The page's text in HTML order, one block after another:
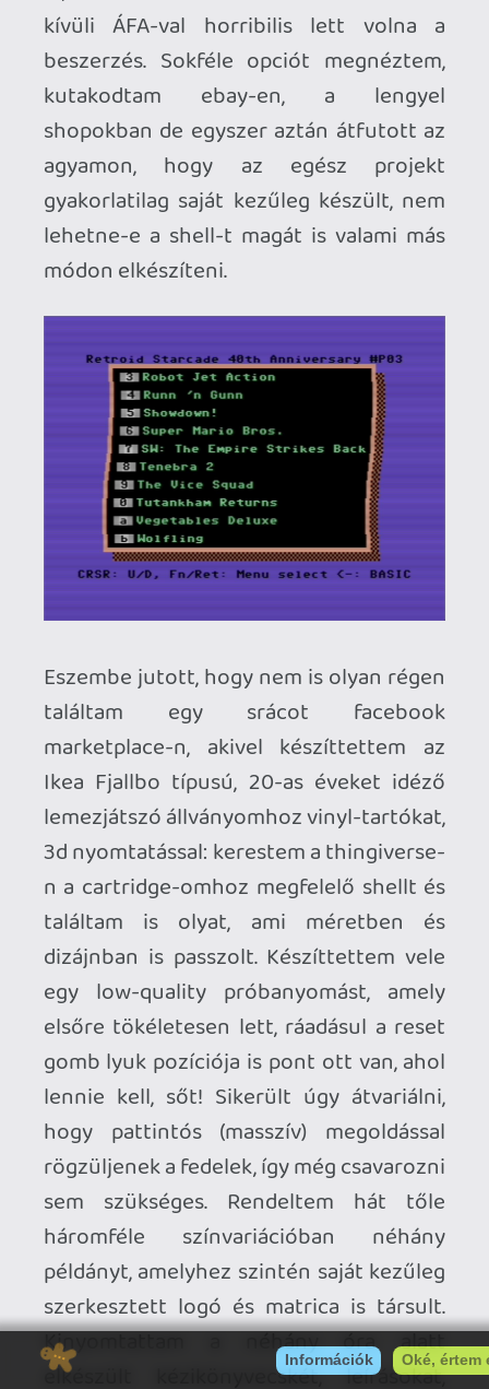
Stinger 2023.02.10 16:40:42 #1y4ja
bemutató arról, hogy mi is ez, hogyan
működik a gyakorlatban. 🙂
Stadia HUN 2023.02.10 13:09:30 #1y4ij
tartalék Atari style joy), de ezeket is két
kézzel játszottuk. Bár voltak
tapadókorongok az alján, ált. bal kézzel
fogtuk és ölben tartottuk a joy-t, és jobb
kézzel irányítottunk (a QS-nál a tűz gomb
a stick tetején volt).
Ez a Competition Pro bár első ránézésre
eltérőnek tűnhet, a játékélmény és az
irányítás hasonló, annyi eltéréssel, hogy a
tűzgombot az irányítót tartó bal kézzel
kell nyomni.
Necroman Mk2 2023.02.10 11:35:43
Necroman Mk2 2023.02.10 11:35:43 #1y4i8
a C64-nek nem volt dedikált joystickje
számomra az a C64 joystick.
Ez, amit linkeltél, kicsit fura kialakítású,
ráadásul két kézzel kéne játszani, nem?
Egy Atari VCS/2600 emulátorhoz még
vennék is, bár az esetben is inkább valami
autentikusabbat keresnék (ha volna...)
Stadia HUN 2023.02.09 15:48:24
Stadia HUN 2023.02.09 15:48:24 #1y4fw
Quickshot egyelőre nincsen (nekem is az
volt anno a kedvencem), egy kis cég
dolgozik egy új (usb-s) verzión, láttam
kickstarterern, de nem találom.
A "rivális" Competition Pro szintén jó kis
C64 joystick volt, ebből ma is kapható
usb-s végű változat, viszonylag olcsó.
Nekem ilyenem van, nagyon jó minőségű.
🙂
amazon.de
Necroman Mk2 2023.02.09 15:30:06
Necroman Mk2 2023.02.09 15:30:06 #1y4fs
Elolvastam a cikket, és minden
elismerésem!
Én továbbra is maradnék az PC-s emuláció
mellett, bár egy QuickShoot joystick
(lehetőleg USB-s végű) jól jönne hozzá.